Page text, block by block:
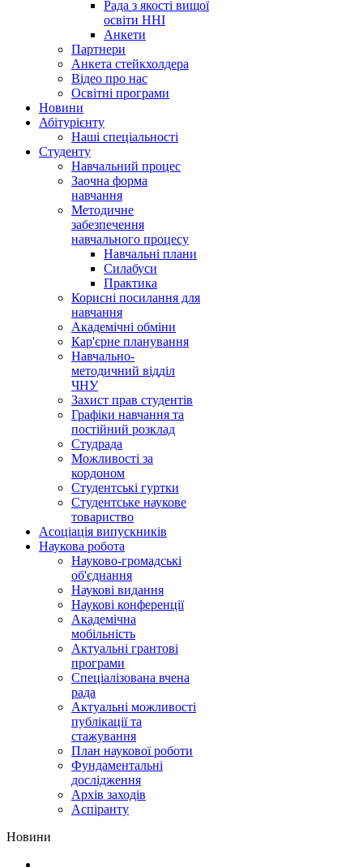
Рада з якості вищої
освіти ННІ
Анкети
Партнери
Анкета стейкхолдера
Відео про нас
Освітні програми
Hовини
Абітурієнту
Наші спеціальності
Студенту
Навчальний процес
Заочна форма
навчання
Методичне
забезпечення
навчального процесу
Навчальні плани
Силабуси
Практика
Корисні посилання для
навчання
Академічні обміни
Кар'єрне планування
Навчально-
методичний відділ
ЧНУ
Захист прав студентів
Графіки навчання та
постійний розклад
Студрада
Можливості за
кордоном
Студентські гуртки
Студентське наукове
товариство
Асоціація випускників
Наукова робота
Науково-громадські
об'єднання
Наукові видання
Наукові конференції
Академічна
мобільність
Актуальні грантові
програми
Спеціалізована вчена
рада
Актуальні можливості
публікації та
стажування
План наукової роботи
Фундаментальні
дослідження
Архів заходів
Аспіранту
Hовини